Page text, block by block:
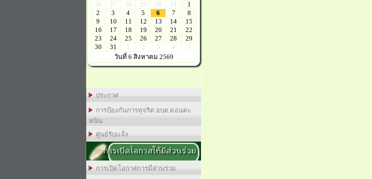
26
27 28 29 30 31
1
2
3 4 5 6 7
8
9
10 11 12 13 14
15
16
17 18 19 20 21
22
23
24 25 26 27 28
29
30
31 1 2 3 4
5
วันที่ 6 สิงหาคม 2569
ประกาศ
การป้องกันการทุจริต อบต.ดอนตะ
หนิน
ศูนย์รับเเจ้ง
การเปิดโอกาสให้มีส่วนร่วม
การเปิดโอกาสการมีส่วนร่วม